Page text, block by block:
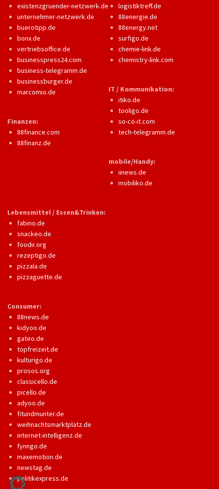
existenzgruender-netzwerk.de
unternehmer-netzwerk.de
buerotipp.de
bonx.de
vertriebsoffice.de
businesspress24.com
business-telegramm.de
businessburger.de
marcomio.de
Finanzen:
88finance.com
88finanz.de
logistiktreff.de
88energie.de
88energy.net
surfigo.de
chemie-link.de
chemistry-link.com
IT / Kommunikation:
itiko.de
tooligo.de
so-co-it.com
tech-telegramm.de
mobile/Handy:
iinews.de
mobiliko.de
Lebensmittel / Essen&Trinken:
fabino.de
snackeo.de
foodir.org
rezeptigo.de
pizzala.de
pizzaguette.de
Consumer:
88news.de
kidyoo.de
gateo.de
topfreizeit.de
kulturigo.de
prosos.org
classicello.de
picello.de
adyoo.de
fitundmunter.de
weihnachtsmarktplatz.de
internet-intelligenz.de
fynngo.de
maxemotion.de
newstag.de
politikexpress.de